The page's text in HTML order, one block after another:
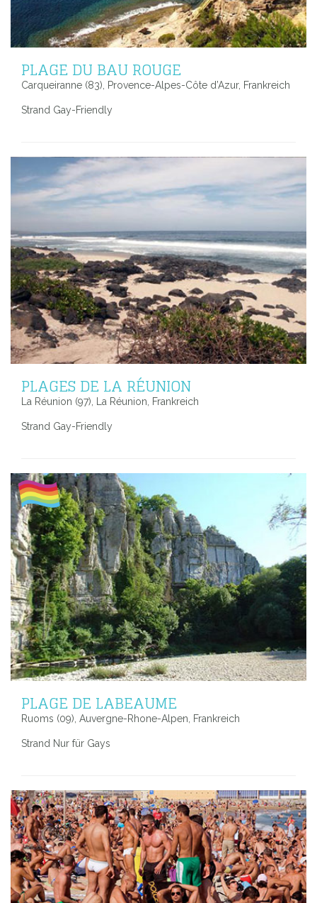
PLAGE DU BAU ROUGE
Carqueiranne (83), Provence-Alpes-Côte d’Azur, Frankreich
Strand Gay-Friendly
PLAGES DE LA RÉUNION
La Réunion (97), La Réunion, Frankreich
Strand Gay-Friendly
PLAGE DE LABEAUME
Ruoms (09), Auvergne-Rhone-Alpen, Frankreich
Strand Nur für Gays